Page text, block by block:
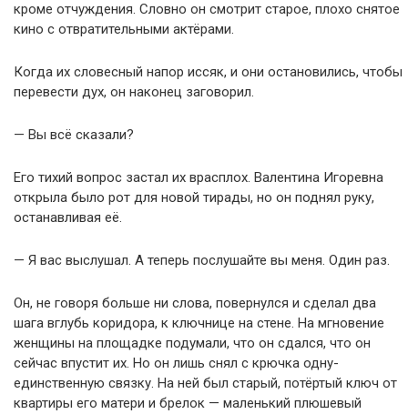
кроме отчуждения. Словно он смотрит старое, плохо снятое
кино с отвратительными актёрами.
Когда их словесный напор иссяк, и они остановились, чтобы
перевести дух, он наконец заговорил.
— Вы всё сказали?
Его тихий вопрос застал их врасплох. Валентина Игоревна
открыла было рот для новой тирады, но он поднял руку,
останавливая её.
— Я вас выслушал. А теперь послушайте вы меня. Один раз.
Он, не говоря больше ни слова, повернулся и сделал два
шага вглубь коридора, к ключнице на стене. На мгновение
женщины на площадке подумали, что он сдался, что он
сейчас впустит их. Но он лишь снял с крючка одну-
единственную связку. На ней был старый, потёртый ключ от
квартиры его матери и брелок — маленький плюшевый